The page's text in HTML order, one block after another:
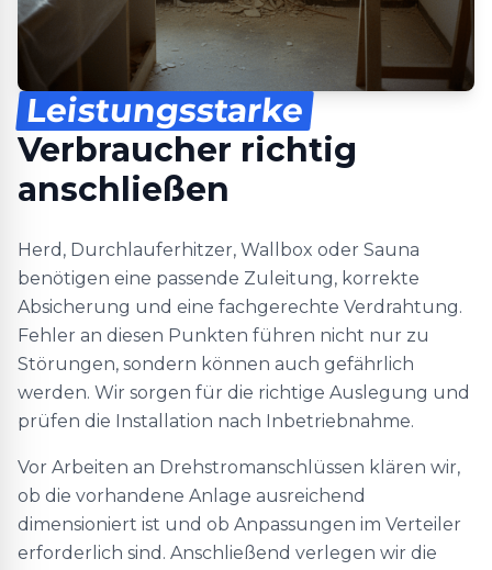
Leistungsstarke
Verbraucher richtig
anschließen
Herd, Durchlauferhitzer, Wallbox oder Sauna
benötigen eine passende Zuleitung, korrekte
Absicherung und eine fachgerechte Verdrahtung.
Fehler an diesen Punkten führen nicht nur zu
Störungen, sondern können auch gefährlich
werden. Wir sorgen für die richtige Auslegung und
prüfen die Installation nach Inbetriebnahme.
Vor Arbeiten an Drehstromanschlüssen klären wir,
ob die vorhandene Anlage ausreichend
dimensioniert ist und ob Anpassungen im Verteiler
erforderlich sind. Anschließend verlegen wir die